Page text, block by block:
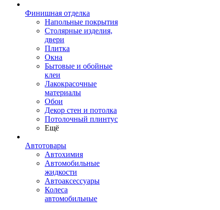
Финишная отделка
Напольные покрытия
Столярные изделия,
двери
Плитка
Окна
Бытовые и обойные
клеи
Лакокрасочные
материалы
Обои
Декор стен и потолка
Потолочный плинтус
Ещё
Автотовары
Автохимия
Автомобильные
жидкости
Автоаксессуары
Колеса
автомобильные